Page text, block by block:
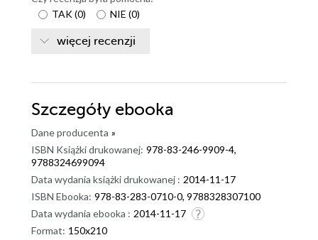
TAK(0) NIE (0)
więcej recenzji
Szczegóły ebooka
Dane producenta »
ISBN Książki drukowanej: 978-83-246-9909-4,
9788324699094
Data wydania książki drukowanej : 2014-11-17
ISBN Ebooka: 978-83-283-0710-0, 9788328307100
Data wydania ebooka : 2014-11-17
Format: 150x210